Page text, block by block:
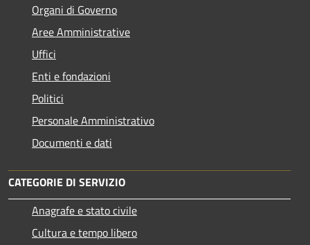
Organi di Governo
Aree Amministrative
Uffici
Enti e fondazioni
Politici
Personale Amministrativo
Documenti e dati
CATEGORIE DI SERVIZIO
Anagrafe e stato civile
Cultura e tempo libero